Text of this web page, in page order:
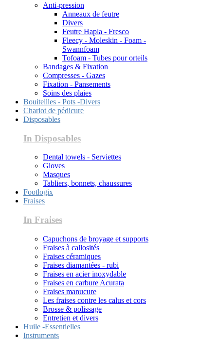
Anti-pression
Anneaux de feutre
Divers
Feutre Hapla - Fresco
Fleecy - Moleskin - Foam -
Swannfoam
Tofoam - Tubes pour orteils
Bandages & Fixation
Compresses - Gazes
Fixation - Pansements
Soins des plaies
Bouiteilles - Pots -Divers
Chariot de pédicure
Disposables
In Disposables
Dental towels - Serviettes
Gloves
Masques
Tabliers, bonnets, chaussures
Footlogix
Fraises
In Fraises
Capuchons de broyage et supports
Fraises à callosités
Fraises céramiques
Fraises diamantées - rubi
Fraises en acier inoxydable
Fraises en carbure Acurata
Fraises manucure
Les fraises contre les calus et cors
Brosse & polissage
Entretien et divers
Huile -Essentielles
Instruments